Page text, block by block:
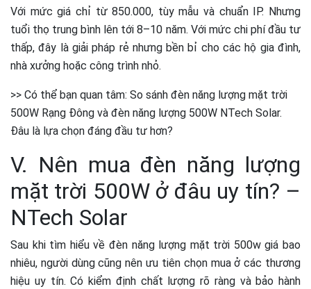
Với mức giá chỉ từ 850.000, tùy mẫu và chuẩn IP. Nhưng
tuổi thọ trung bình lên tới 8–10 năm. Với mức chi phí đầu tư
thấp, đây là giải pháp rẻ nhưng bền bỉ cho các hộ gia đình,
nhà xưởng hoặc công trình nhỏ.
>> Có thể bạn quan tâm: So sánh đèn năng lượng mặt trời
500W Rạng Đông và đèn năng lượng 500W NTech Solar.
Đâu là lựa chọn đáng đầu tư hơn?
V. Nên mua đèn năng lượng
mặt trời 500W ở đâu uy tín? –
NTech Solar
Sau khi tìm hiểu về đèn năng lượng mặt trời 500w giá bao
nhiêu, người dùng cũng nên ưu tiên chọn mua ở các thương
hiệu uy tín. Có kiểm định chất lượng rõ ràng và bảo hành